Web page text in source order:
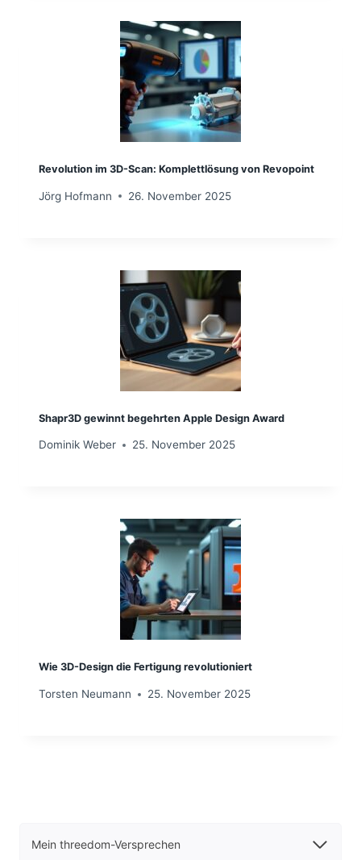
Revolution im 3D-Scan: Komplettlösung von Revopoint
Jörg Hofmann 26. November 2025
Shapr3D gewinnt begehrten Apple Design Award
Dominik Weber 25. November 2025
Wie 3D-Design die Fertigung revolutioniert
Torsten Neumann 25. November 2025
Mein threedom-Versprechen